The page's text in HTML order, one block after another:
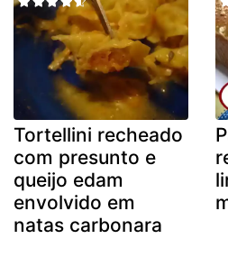
Tortellini recheado
com presunto e
queijo edam
envolvido em
natas carbonara